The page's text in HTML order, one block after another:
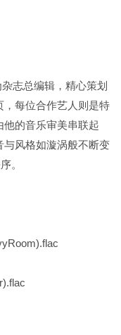
志总编辑，精心策划
每位合作艺人则是特
的音乐审美串联起
风格如漩涡般不断变
。